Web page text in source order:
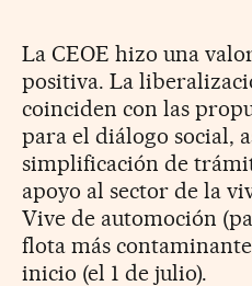
La CEOE hizo una
positiva. La
coinciden con las
para el diálogo social,
simplificación de
apoyo al sector de la
Vive de automoción
flota más
inicio (el 1 de julio).